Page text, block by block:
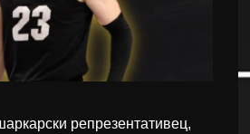
репрезентативец,